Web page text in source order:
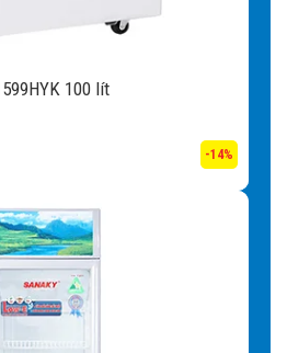
100 lít
-14%